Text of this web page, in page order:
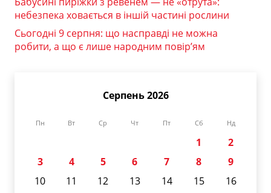
небезпека ховається в іншій частині рослини
Сьогодні 9 серпня: що насправді не можна
робити, а що є лише народним повір’ям
Серпень 2026
Пн Вт Ср Чт Пт Сб Нд
1
2
3
4 5 6 7 8
9
10
11 12 13 14 15
16